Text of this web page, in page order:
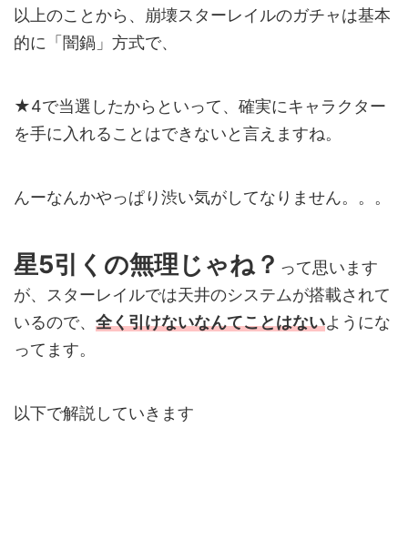
以上のことから、崩壊スターレイルのガチャは基本
的に「闇鍋」方式で、
★4で当選したからといって、確実にキャラクター
を手に入れることはできないと言えますね。
んーなんかやっぱり渋い気がしてなりません。。。
星5引くの無理じゃね？ って思います
が、スターレイルでは天井のシステムが搭載されて
いるので、 全く引けないなんてことはないようにな
ってます。
以下で解説していきます